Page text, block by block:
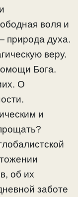
воля и
природа духа.
веру.
Бога.
О
и
об их
заботе